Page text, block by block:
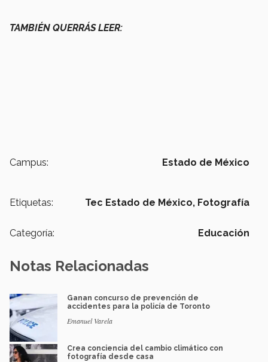
TAMBIÉN QUERRÁS LEER:
Campus: Estado de México
Etiquetas: Tec Estado de México, Fotografía
Categoría: Educación
Notas Relacionadas
Ganan concurso de prevención de
accidentes para la policía de Toronto
Emanuel Varela
Crea conciencia del cambio climático con
fotografía desde casa